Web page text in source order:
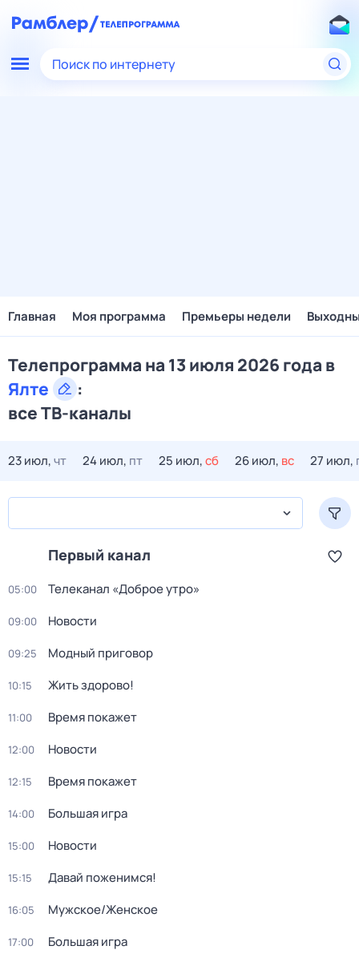
Поиск по интернету
Главная Моя программа Премьеры недели
Телепрограмма на 13 июля 2026 года в
Ялте
:
все ТВ-каналы
23 июл,чт 24 июл, пт 25 июл,сб 26 июл, вс 27 июл,
Первый канал
05:00 Телеканал «Доброе утро»
09:00 Новости
09:25 Модный приговор
10:15 Жить здорово!
11:00 Время покажет
12:00 Новости
12:15 Время покажет
14:00 Большая игра
15:00 Новости
15:15 Давай поженимся!
16:05 Мужское/Женское
17:00 Большая игра